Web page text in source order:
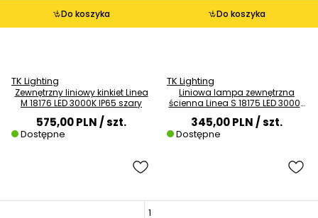
Do koszyka
TK Lighting
Zewnętrzny liniowy kinkiet Linea
M 18176 LED 3000K IP65 szary
575,00 PLN/ szt.
Dostępne
Do koszyka
TK Lighting
Liniowa lampa zewnętrzna
ścienna Linea S 18175 LED 3000K
IP65 szary
345,00 PLN/ szt.
Dostępne